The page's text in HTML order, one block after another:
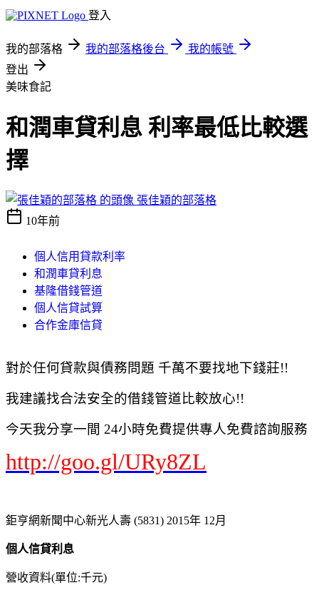
登入
我的部落格 我的部落格後台
我的帳號
登出
美味食記
和潤車貸利息 利率最低比較選
擇
張佳穎的部落格
10年前
個人信用貸款利率
和潤車貸利息
基隆借錢管道
個人信貸試算
合作金庫信貸
對於任何貸款與債務問題 千萬不要找地下錢莊!!
我建議找合法安全的借錢管道比較放心!!
今天我分享一間 24小時免費提供專人免費諮詢服務
http://goo.gl/URy8ZL
鉅亨網新聞中心新光人壽 (5831) 2015年 12月
個人信貸利息
營收資料(單位:千元)